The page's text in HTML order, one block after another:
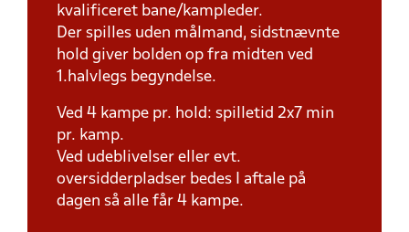
kvalificeret bane/kampleder.
Der spilles uden målmand, sidstnævnte
hold giver bolden op fra midten ved
1.halvlegs begyndelse.
Ved 4 kampe pr. hold: spilletid 2x7 min
pr. kamp.
Ved udeblivelser eller evt.
oversidderpladser bedes I aftale på
dagen så alle får 4 kampe.